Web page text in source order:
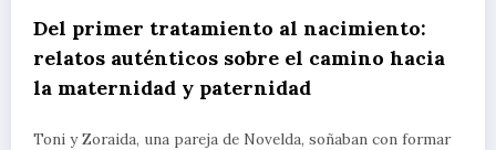
Del primer tratamiento al nacimiento:
relatos auténticos sobre el camino hacia
la maternidad y paternidad
Toni y Zoraida, una pareja de Novelda, soñaban con formar